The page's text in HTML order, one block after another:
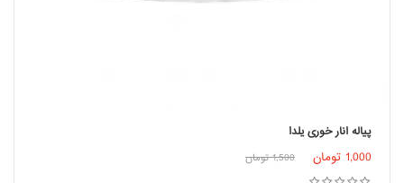
پیاله انار خوری یلدا
1,000 تومان 1,500 تومان